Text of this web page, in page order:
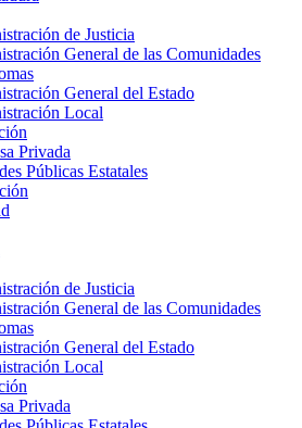
de Justicia
General de las Comunidades
General del Estado
Local
Privada
Públicas Estatales
de Justicia
General de las Comunidades
General del Estado
Local
Privada